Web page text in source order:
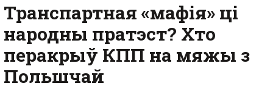
Транспартная «мафія» ці
народны пратэст? Хто
перакрыў КПП на мяжы з
Польшчай